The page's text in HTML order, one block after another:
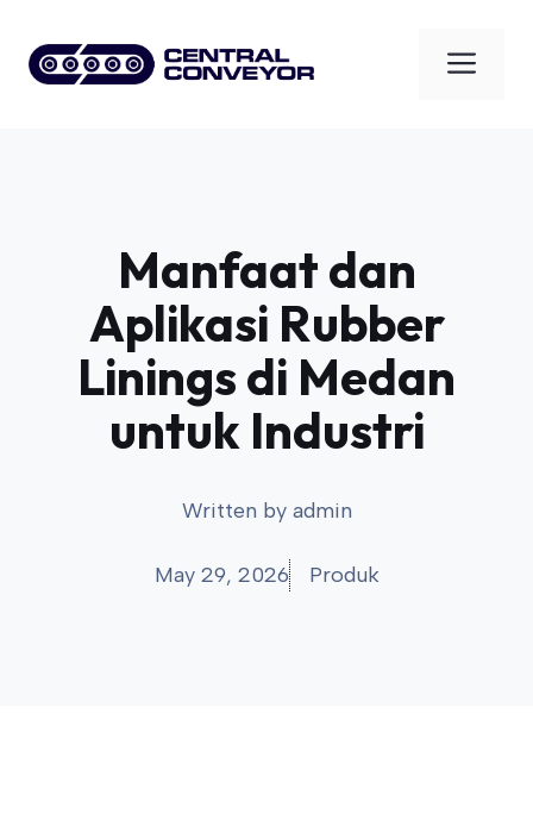
content
Manfaat dan
Aplikasi Rubber
Linings di Medan
untuk Industri
Written by admin
May 29, 2026 Produk